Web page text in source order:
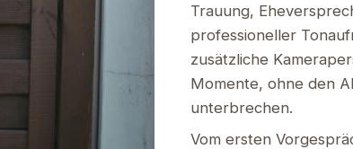
Trauung,
professioneller
zusätzliche
Momente, ohne den
unterbrechen.
Vom ersten